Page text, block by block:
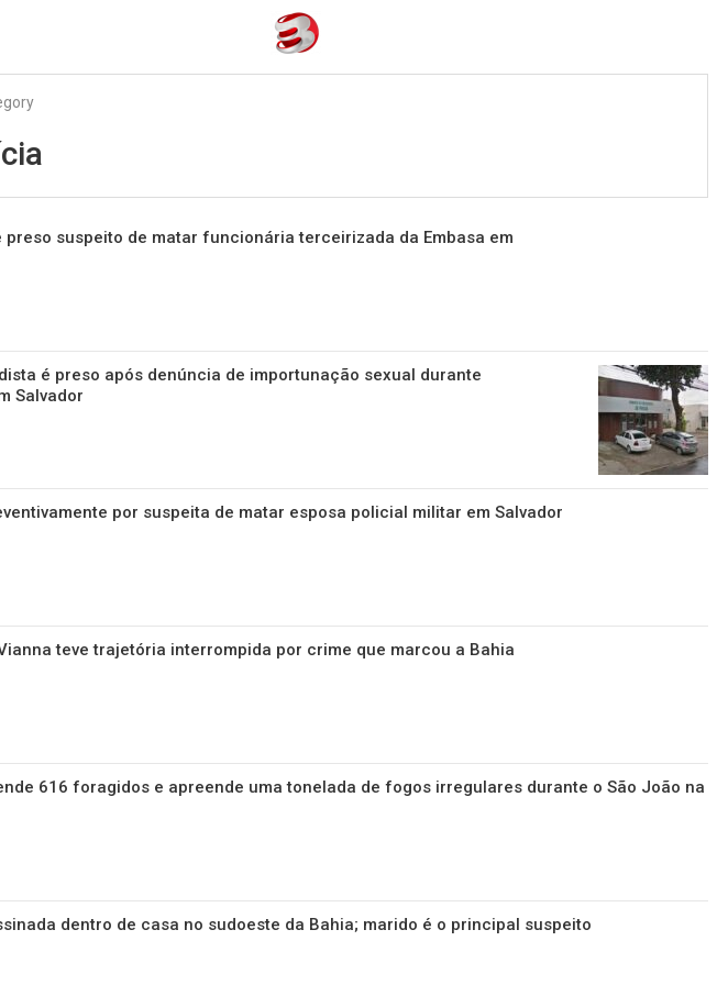
preso suspeito de matar funcionária terceirizada da Embasa em
é preso após denúncia de importunação sexual durante
Salvador
por suspeita de matar esposa policial militar em Salvador
teve trajetória interrompida por crime que marcou a Bahia
616 foragidos e apreende uma tonelada de fogos irregulares durante o São João na
dentro de casa no sudoeste da Bahia; marido é o principal suspeito